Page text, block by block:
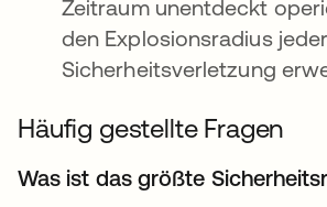
Zeitraum unentdeckt
den Explosionsradius jeder
Sicherheitsverletzung
Häufig gestellte Fragen
Was ist das größte